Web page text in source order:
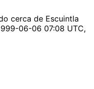
cerca de Escuintla
06-06 07:08 UTC,